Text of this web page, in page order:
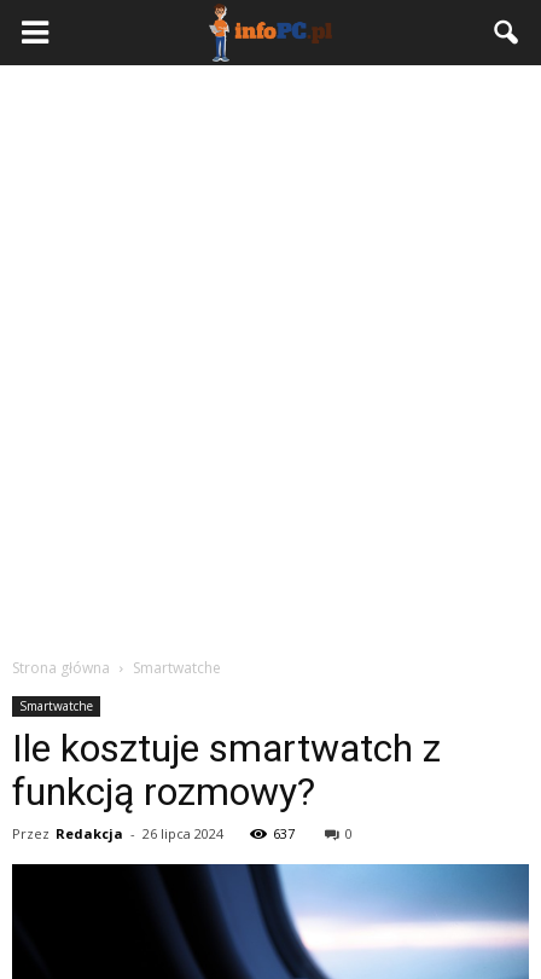
Strona główna Smartwatche
Smartwatche
Ile kosztuje smartwatch z
funkcją rozmowy?
Przez Redakcja - 26 lipca 2024 637 0